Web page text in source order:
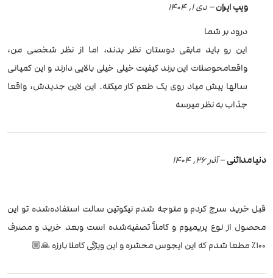
ویپ ایران– دی 1, 1404
درود بر شما
این رو باید مابقی دوستان نظر بدند، اما از نظر شخصی من،
واقعا‌محوصلات این برند کیفیت خیلی خیلی بالایی دارند و این کمپانی
سالها پیش میاد روی یک طعم کار میکنه. این لاین جدیدش، واقعا
جذاب به نظر میرسه
دنیا مدائنی–آذر 26, 1404
قبل خرید سرچ کردم و متوجه شدم نیکوتین سالت استفاده‌شده تو این
محصول از نوع پریمیوم و کاملاً تصفیه‌شده است وبعد خرید و مصرف
۱۰۰٪ مطعا شدم که این ایجوس محشره و این ویژگی کاملا بارزه 🙏🏼